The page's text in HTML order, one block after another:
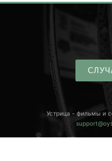
Устрица - фильмы и